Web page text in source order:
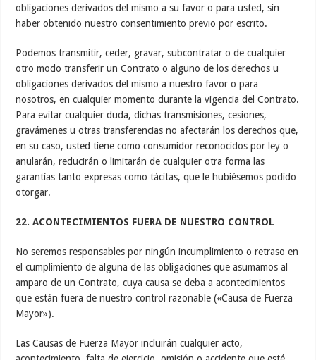
obligaciones derivados del mismo a su favor o para usted, sin
haber obtenido nuestro consentimiento previo por escrito.
Podemos transmitir, ceder, gravar, subcontratar o de cualquier
otro modo transferir un Contrato o alguno de los derechos u
obligaciones derivados del mismo a nuestro favor o para
nosotros, en cualquier momento durante la vigencia del Contrato.
Para evitar cualquier duda, dichas transmisiones, cesiones,
gravámenes u otras transferencias no afectarán los derechos que,
en su caso, usted tiene como consumidor reconocidos por ley o
anularán, reducirán o limitarán de cualquier otra forma las
garantías tanto expresas como tácitas, que le hubiésemos podido
otorgar.
22. ACONTECIMIENTOS FUERA DE NUESTRO CONTROL
No seremos responsables por ningún incumplimiento o retraso en
el cumplimiento de alguna de las obligaciones que asumamos al
amparo de un Contrato, cuya causa se deba a acontecimientos
que están fuera de nuestro control razonable («Causa de Fuerza
Mayor»).
Las Causas de Fuerza Mayor incluirán cualquier acto,